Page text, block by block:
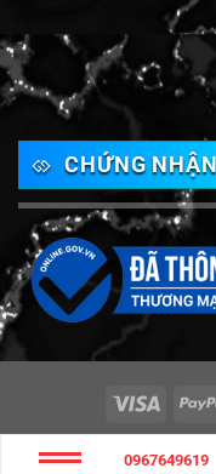
CHỨNG NHẬN
0967649619